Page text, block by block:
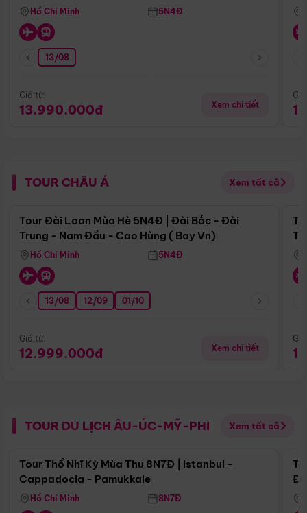
Singapore
Hồ Chí Minh 5N4Đ
13/08
Giá từ:
13.990.000đ Xem chi tiết
TOUR CHÂU Á Xem tất cả
Điểm nổi bật
Tour Đài Loan Mùa Hè 5N4Đ | Đài Bắc - Đài
Trung - Nam Đầu - Cao Hùng ( Bay Vn)
Hồ Chí Minh 5N4Đ
13/08 12/09 01/10
Giá từ:
12.999.000đ Xem chi tiết
TOUR DU LỊCH ÂU-ÚC-MỸ-PHI Xem tất cả
Điểm nổi bật
Tour Thổ Nhĩ Kỳ Mùa Thu 8N7Đ | Istanbul -
Cappadocia - Pamukkale
Hồ Chí Minh 8N7Đ